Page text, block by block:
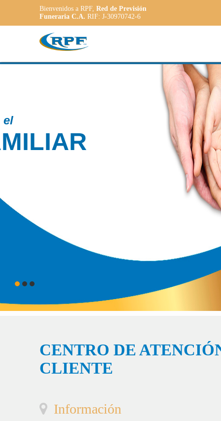
Bienvenidos a RPF, Red de Previsión
Funeraria C.A. RIF: J-30970742-6
Contamos con
a las
CENTRO DE
CLIENTE
Información